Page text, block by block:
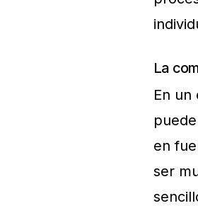
La
En un
en
ser